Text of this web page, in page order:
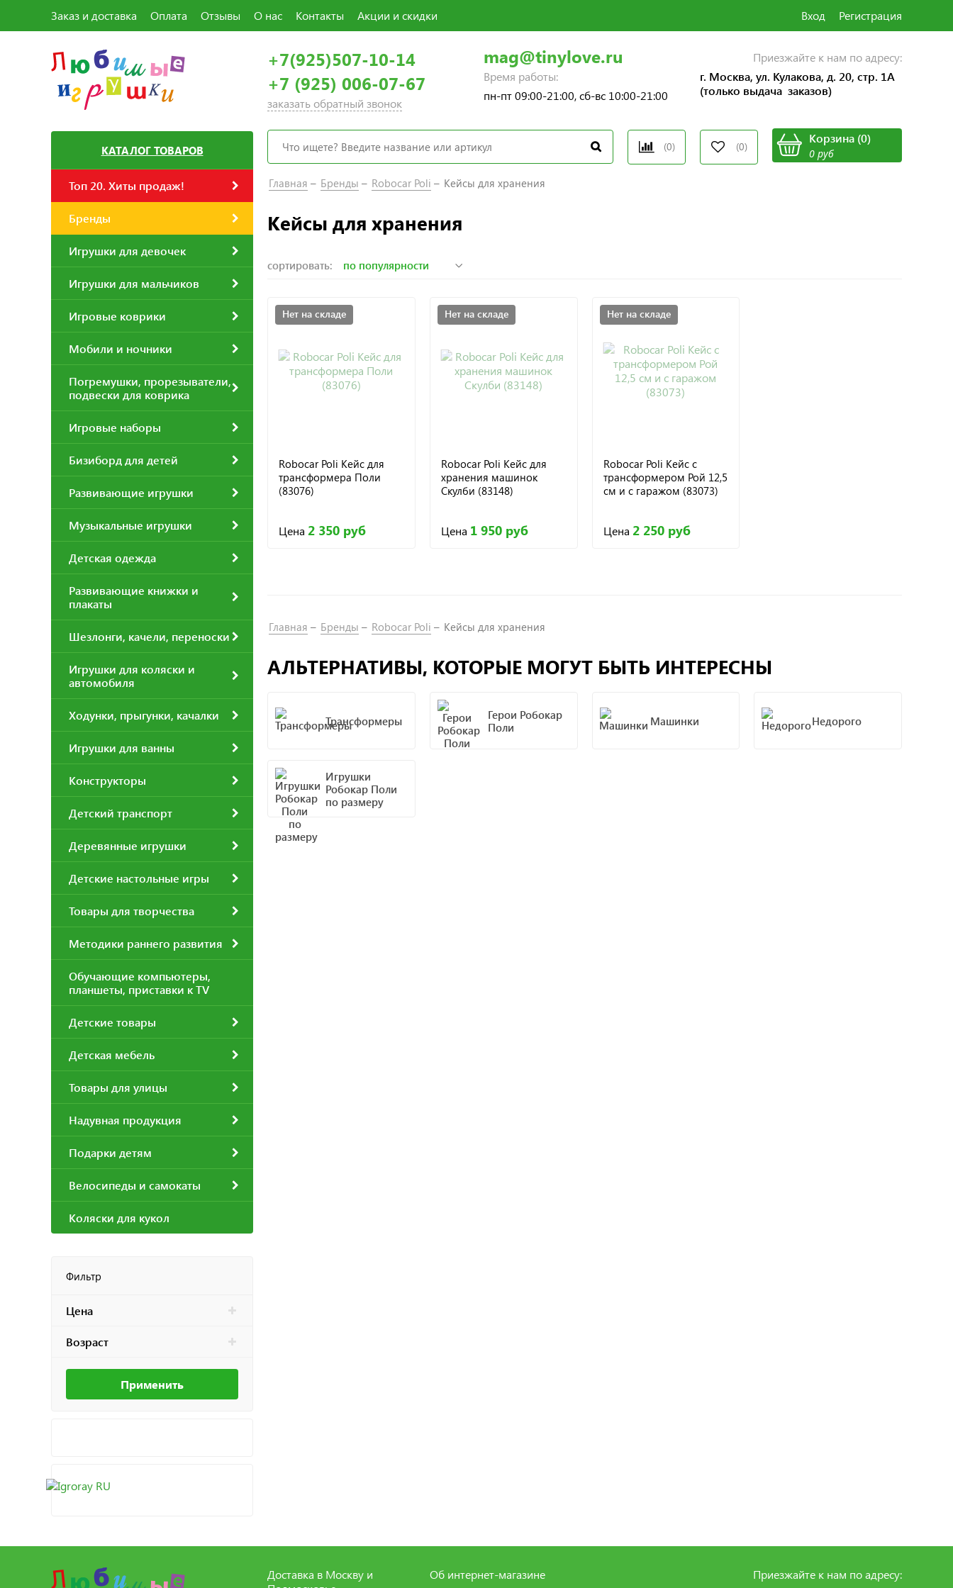
Заказ и доставка Оплата Отзывы О нас Контакты Акции и скидки Вход Регистрация
+7(925)507-10-14
+7 (925) 006-07-67
заказать обратный звонок
mag@tinylove.ru
Время работы:
пн-пт 09:00-21:00, сб-вс 10:00-21:00
Приезжайте к нам по адресу:
г. Москва, ул. Кулакова, д. 20, стр. 1А
(только выдача заказов)
(0) (0)
Корзина(0)
0 руб
КАТАЛОГ ТОВАРОВ
Топ 20. Хиты продаж!
Бренды
Игрушки для девочек
Игрушки для мальчиков
Игровые коврики
Мобили и ночники
Погремушки, прорезыватели,
подвески для коврика
Игровые наборы
Бизиборд для детей
Развивающие игрушки
Музыкальные игрушки
Детская одежда
Развивающие книжки и
плакаты
Шезлонги, качели, переноски
Игрушки для коляски и
автомобиля
Ходунки, прыгунки, качалки
Игрушки для ванны
Конструкторы
Детский транспорт
Деревянные игрушки
Детские настольные игры
Товары для творчества
Методики раннего развития
Обучающие компьютеры,
планшеты, приставки к TV
Детские товары
Детская мебель
Товары для улицы
Надувная продукция
Подарки детям
Велосипеды и самокаты
Коляски для кукол
Фильтр
Цена
Возраст
Применить
Главная Бренды Robocar Poli Кейсы для хранения
Кейсы для хранения
сортировать:
Нет на складе
Robocar Poli Кейс для
трансформера Поли
(83076)
Цена 2 350 руб
Нет на складе
Robocar Poli Кейс для
хранения машинок
Скулби (83148)
Цена 1 950 руб
Нет на складе
Robocar Poli Кейс с
трансформером Рой 12,5
см и с гаражом (83073)
Цена 2 250 руб
Главная Бренды Robocar Poli Кейсы для хранения
АЛЬТЕРНАТИВЫ, КОТОРЫЕ МОГУТ БЫТЬ ИНТЕРЕСНЫ
Трансформеры
Герои Робокар
Поли
Машинки Недорого
Игрушки
Робокар Поли
по размеру
Доставка в Москву и
Об интернет-магазине
Приезжайте к нам по адресу: